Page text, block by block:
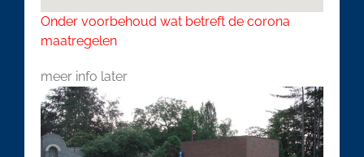
Onder voorbehoud wat betreft de corona
maatregelen
meer info later